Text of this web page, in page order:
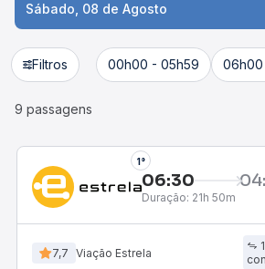
Sábado, 08 de Agosto
Filtros 00h00 - 05h59 06h00
9 passagens
1°
06:30
Duração: 21h 50m
7,7 Viação Estrela
1